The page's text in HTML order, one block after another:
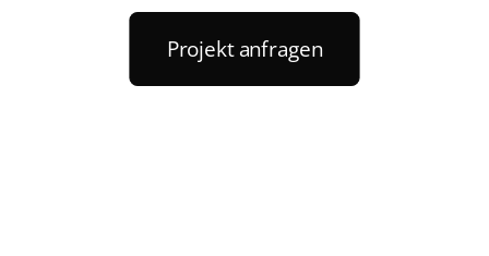
Projekt anfragen